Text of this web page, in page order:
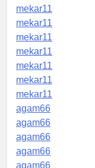
mekar11
mekar11
mekar11
mekar11
mekar11
mekar11
mekar11
agam66
agam66
agam66
agam66
agam66